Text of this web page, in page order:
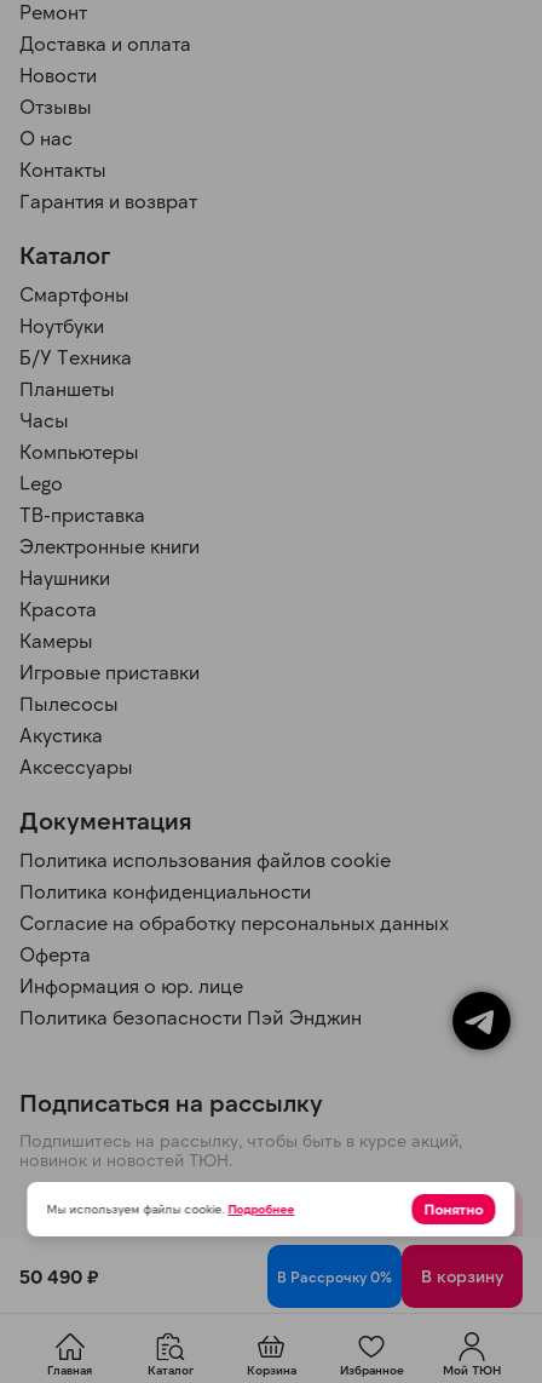
50 490 ₽ В Рассрочку 0% В корзину
Ремонт
Доставка и оплата
Новости
Отзывы
О нас
Контакты
Гарантия и возврат
Каталог
Смартфоны
Ноутбуки
Б/У Техника
Планшеты
Часы
Компьютеры
Lego
ТВ-приставка
Электронные книги
Наушники
Красота
Камеры
Игровые приставки
Пылесосы
Акустика
Аксессуары
Документация
Политика использования файлов cookie
Политика конфиденциальности
Согласие на обработку персональных данных
Оферта
Информация о юр. лице
Политика безопасности Пэй Энджин
Подписаться на рассылку
Подпишитесь на рассылку, чтобы быть в курсе акций,
новинок и новостей ТЮН.
Отправить
Политика конфиденциальности © 2026 ООО ТЮН
Главная Каталог Корзина Избранное Мой ТЮН
Мы используем файлы cookie.Подробнее Понятно